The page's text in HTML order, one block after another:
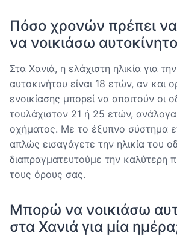
Πόσο χρονών πρέπει να
να νοικιάσω
Στα Χανιά, η ελάχιστη ηλικία για
αυτοκινήτου είναι 18 ετών, αν και
ενοικίασης μπορεί να απαιτούν οι
τουλάχιστον 21 ή 25 ετών,
οχήματος. Με το έξυπνο σύστημα
απλώς εισαγάγετε την ηλικία του
διαπραγματευτούμε την καλύτερη
τους όρους σας.
Μπορώ να νοικιάσω
στα Χανιά για μία